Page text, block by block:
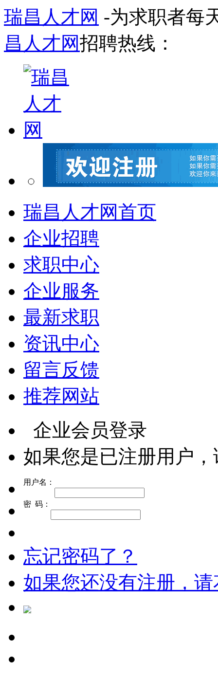
瑞昌人才网 -为求职者每
昌人才网招聘热线：
瑞昌人才网首页
企业招聘
求职中心
企业服务
最新求职
资讯中心
留言反馈
推荐网站
企业会员登录
如果您是已注册用户
用户名：
密 码：
忘记密码了？
如果您还没有注册，